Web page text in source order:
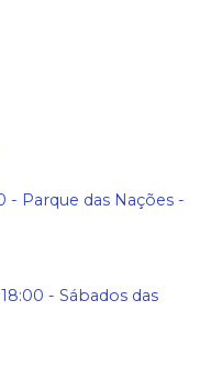
- Parque das Nações -
- Sábados das